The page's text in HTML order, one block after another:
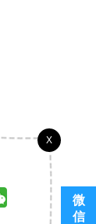
微
信
X